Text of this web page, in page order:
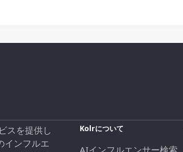
スを提供し
インフルエ
Kolrについて
AIインフルエンサー検索